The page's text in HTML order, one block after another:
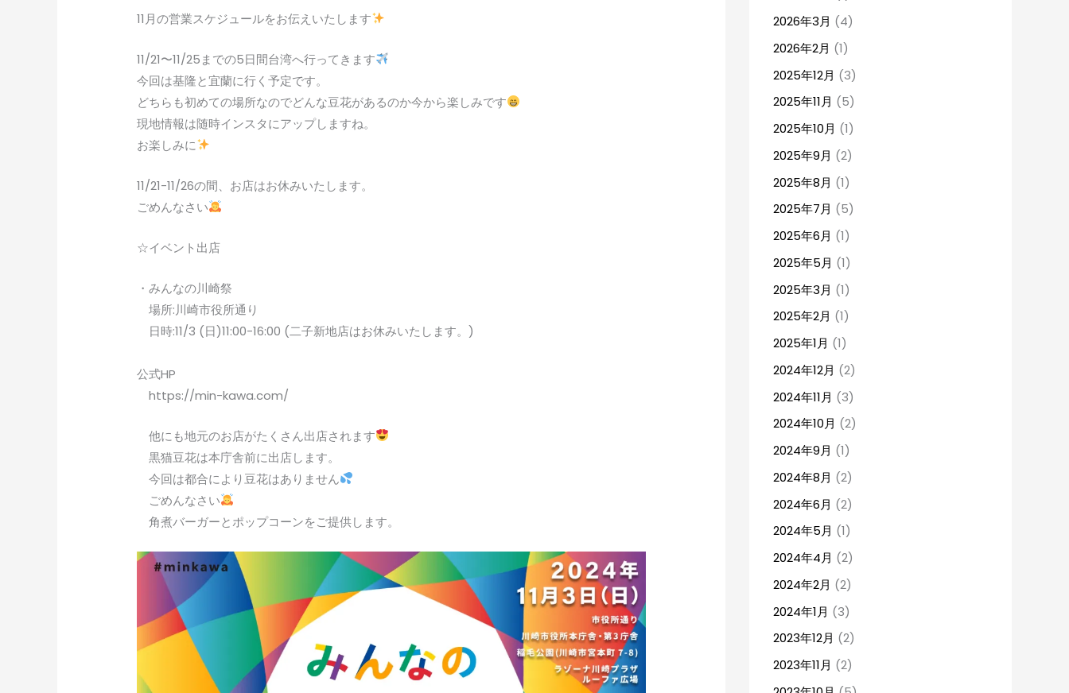
11月の営業スケジュールをお伝えいたします
11/21〜11/25までの5日間台湾へ行ってきます
今回は基隆と宜蘭に行く予定です。
どちらも初めての場所なのでどんな豆花があるのか今から楽しみです
現地情報は随時インスタにアップしますね。
お楽しみに
11/21-11/26の間、お店はお休みいたします。
ごめんなさい
☆イベント出店
・みんなの川崎祭
場所:川崎市役所通り
日時:11/3 (日)11:00-16:00 (二子新地店はお休みいたします。)
公式HP
https://min-kawa.com/
他にも地元のお店がたくさん出店されます
黒猫豆花は本庁舎前に出店します。
今回は都合により豆花はありません
ごめんなさい
角煮バーガーとポップコーンをご提供します。
2026年3月 (4)
2026年2月 (1)
2025年12月 (3)
2025年11月 (5)
2025年10月 (1)
2025年9月 (2)
2025年8月 (1)
2025年7月 (5)
2025年6月 (1)
2025年5月 (1)
2025年3月 (1)
2025年2月 (1)
2025年1月 (1)
2024年12月 (2)
2024年11月 (3)
2024年10月 (2)
2024年9月 (1)
2024年8月 (2)
2024年6月 (2)
2024年5月 (1)
2024年4月 (2)
2024年2月 (2)
2024年1月 (3)
2023年12月 (2)
2023年11月 (2)